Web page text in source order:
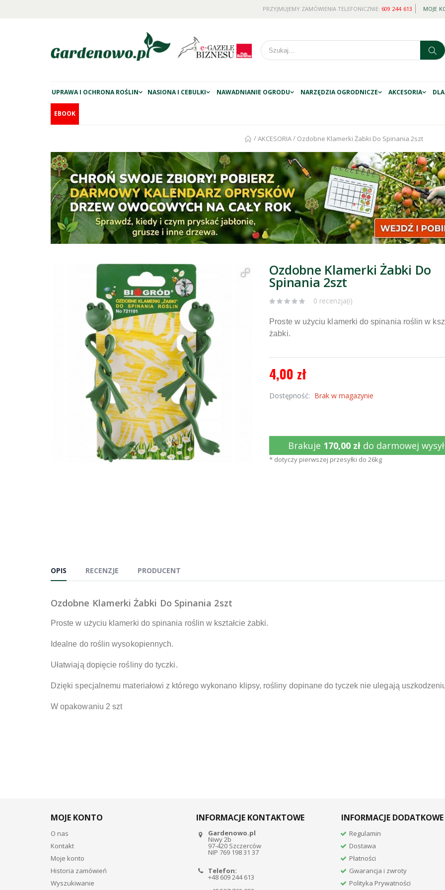
MOJE
PRZYJMUJEMY ZAMÓWIENIA TELEFONICZNIE: 609 244 613
UPRAWA I OCHRONA ROŚLIN NASIONA I CEBULKI NAWADNIANIE OGRODU NARZĘDZIA OGRODNICZE AKCESORIA
EBOOK
/AKCESORIA/ Ozdobne Klamerki Żabki Do Spinania 2szt
Ozdobne Klamerki Żabki Do
Spinania 2szt
0 recenzja(i)
Proste w użyciu klamerki do spinania roślin w
żabki.
4,00 zł
Dostępność: Brak w magazynie
Brakuje 170,00 zł do darmowej
* dotyczy pierwszej przesyłki do 26kg
OPIS RECENZJE PRODUCENT
Ozdobne Klamerki Żabki Do Spinania 2szt
Proste w użyciu klamerki do spinania roślin w kształcie żabki.
Idealne do roślin wysokopiennych.
Ułatwiają dopięcie rośliny do tyczki.
Dzięki specjalnemu materiałowi z którego wykonano klipsy, rośliny dopinane do tyczek nie ulegają
W opakowaniu 2 szt
MOJE KONTO
O nas
Kontakt
Moje konto
Historia zamówień
Wyszukiwanie
INFORMACJE KONTAKTOWE
Gardenowo.pl
Niwy 2b
97-420 Szczerców
NIP 769 198 31 37
Telefon:
+48 609 244 613
INFORMACJE DODATKOWE
Regulamin
Dostawa
Płatności
Gwarancja i zwroty
Polityka Prywatności